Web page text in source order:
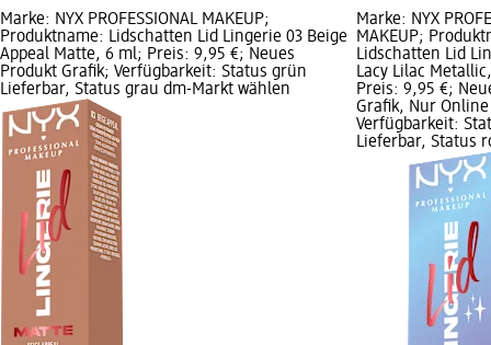
Marke: NYX PROFESSIONAL MAKEUP;
Produktname: Lidschatten Lid Lingerie 03 Beige
Appeal Matte, 6 ml; Preis: 9,95 €; Neues
Produkt Grafik; Verfügbarkeit: Status grün
Lieferbar, Status grau dm-Markt wählen
Marke: NYX
MAKEUP;
Lidschatten Lid
Lacy Lilac
Preis: 9,95 €;
Grafik, Nur
Verfügbarkeit:
Lieferbar, Status